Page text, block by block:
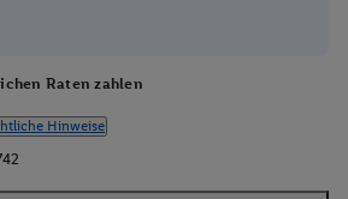
Raten zahlen
Hinweise